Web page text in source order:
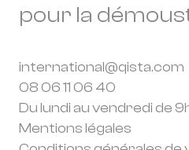
pour la
international@qista.com
08 06 11 06 40
Du lundi au vendredi de
Mentions légales